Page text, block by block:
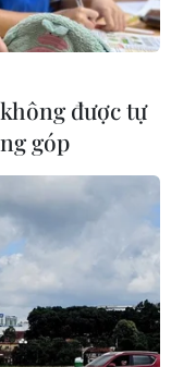
được tự
góp